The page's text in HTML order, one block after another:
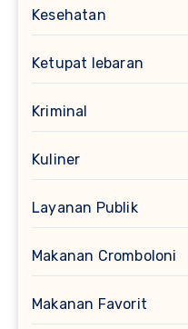
Kesehatan
Ketupat lebaran
Kriminal
Kuliner
Layanan Publik
Makanan Cromboloni
Makanan Favorit